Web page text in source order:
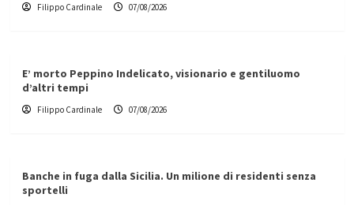
Filippo Cardinale 07/08/2026
E’ morto Peppino Indelicato, visionario e gentiluomo
d’altri tempi
Filippo Cardinale 07/08/2026
Banche in fuga dalla Sicilia. Un milione di residenti senza
sportelli